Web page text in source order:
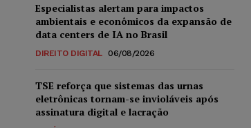
Especialistas alertam para impactos
ambientais e econômicos da expansão de
data centers de IA no Brasil
DIREITO DIGITAL 06/08/2026
TSE reforça que sistemas das urnas
eletrônicas tornam-se invioláveis após
assinatura digital e lacração